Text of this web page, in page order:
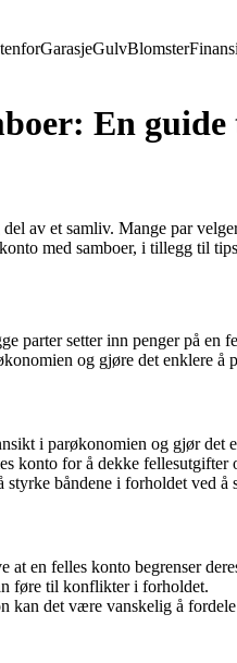
GarasjeGulvBlomster
En
av et samliv. Mange par
med samboer, i tillegg til
parter setter inn penger på
og gjøre det enklere å
i parøkonomien og gjør det
konto for å dekke fellesutgifter
båndene i forholdet ved å
at en felles konto begrenser
føre til konflikter i forholdet.
kan det være vanskelig å